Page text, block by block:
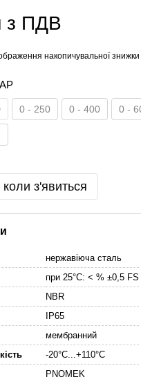
з ПДВ
накопичувальної знижки
0 - 250 0 - 400 0 -
з'явиться
нержавіюча сталь
при 25°C: < % ±0,5 FS
NBR
IP65
мембранний
-20°C...+110°C
PNOMEK